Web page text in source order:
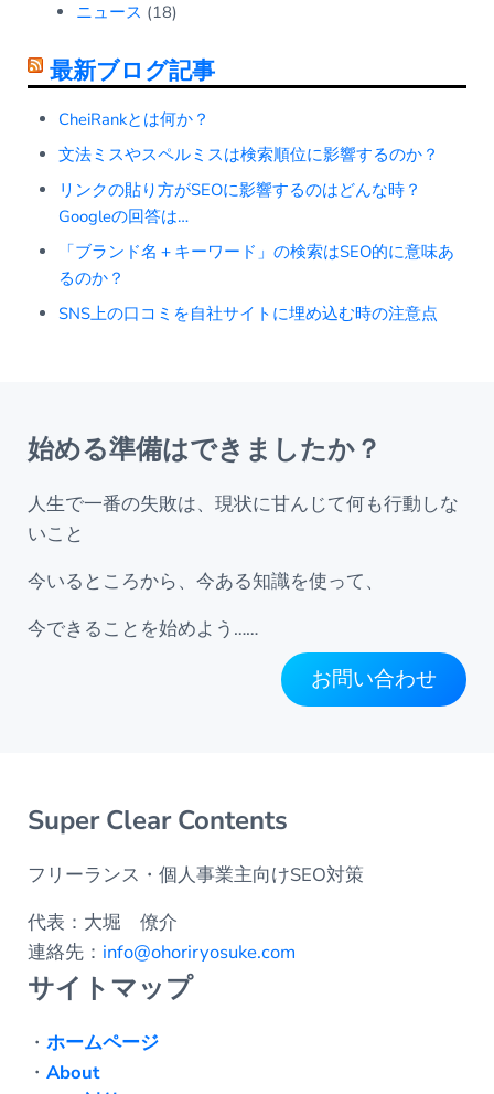
ニュース (18)
最新ブログ記事
CheiRankとは何か？
文法ミスやスペルミスは検索順位に影響するのか？
リンクの貼り方がSEOに影響するのはどんな時？
Googleの回答は…
「ブランド名＋キーワード」の検索はSEO的に意味あ
るのか？
SNS上の口コミを自社サイトに埋め込む時の注意点
始める準備はできましたか？
人生で一番の失敗は、現状に甘んじて何も行動しな
いこと
今いるところから、今ある知識を使って、
今できることを始めよう……
お問い合わせ
Super Clear Contents
フリーランス・個人事業主向けSEO対策
代表：大堀 僚介
連絡先： info@ohoriryosuke.com
サイトマップ
・ ホームページ
・ About